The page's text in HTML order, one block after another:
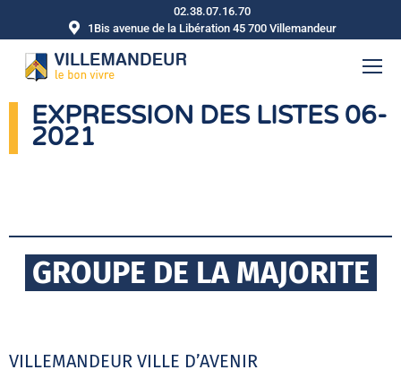
02.38.07.16.70
1Bis avenue de la Libération 45 700 Villemandeur
EXPRESSION DES LISTES 06-
2021
GROUPE DE LA MAJORITE
VILLEMANDEUR VILLE D’AVENIR